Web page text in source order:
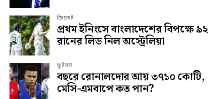
ক্রিকেট
প্রথম ইনিংসে বাংলাদেশের বিপক্ষে ৯২
রানের লিড নিল অস্ট্রেলিয়া
ফুটবল
বছরে রোনালদোর আয় ৩৭১০ কোটি,
মেসি-এমবাপে কত পান?